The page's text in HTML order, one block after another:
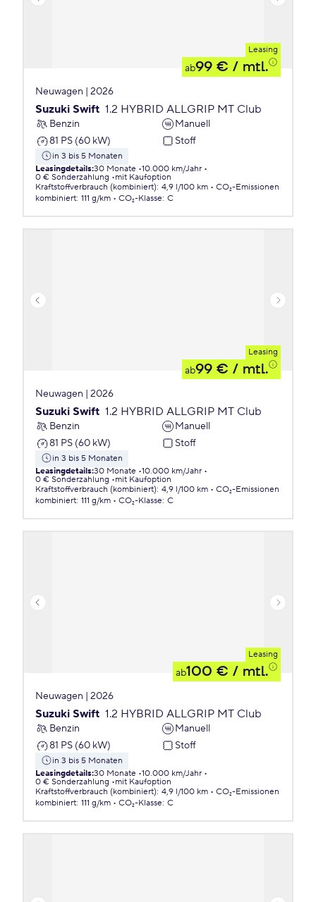
Leasing
ab99 € / mtl.
Neuwagen | 2026
Suzuki Swift 1.2 HYBRID ALLGRIP MT Club
Benzin
Manuell
81 PS (60 kW)
Stoff
in 3 bis 5 Monaten
Leasingdetails:30 Monate 10.000 km/Jahr
0 € Sonderzahlung
mit Kaufoption
Kraftstoffverbrauch (kombiniert): 4,9 l/100 km
CO₂-Emissionen
kombiniert: 111 g/km CO₂-Klasse: C
Leasing
ab99 € / mtl.
Neuwagen | 2026
Suzuki Swift 1.2 HYBRID ALLGRIP MT Club
Benzin
Manuell
81 PS (60 kW)
Stoff
in 3 bis 5 Monaten
Leasingdetails:30 Monate 10.000 km/Jahr
0 € Sonderzahlung
mit Kaufoption
Kraftstoffverbrauch (kombiniert): 4,9 l/100 km
CO₂-Emissionen
kombiniert: 111 g/km CO₂-Klasse: C
Leasing
ab100 € / mtl.
Neuwagen | 2026
Suzuki Swift 1.2 HYBRID ALLGRIP MT Club
Benzin
Manuell
81 PS (60 kW)
Stoff
in 3 bis 5 Monaten
Leasingdetails:30 Monate 10.000 km/Jahr
0 € Sonderzahlung
mit Kaufoption
Kraftstoffverbrauch (kombiniert): 4,9 l/100 km
CO₂-Emissionen
kombiniert: 111 g/km CO₂-Klasse: C